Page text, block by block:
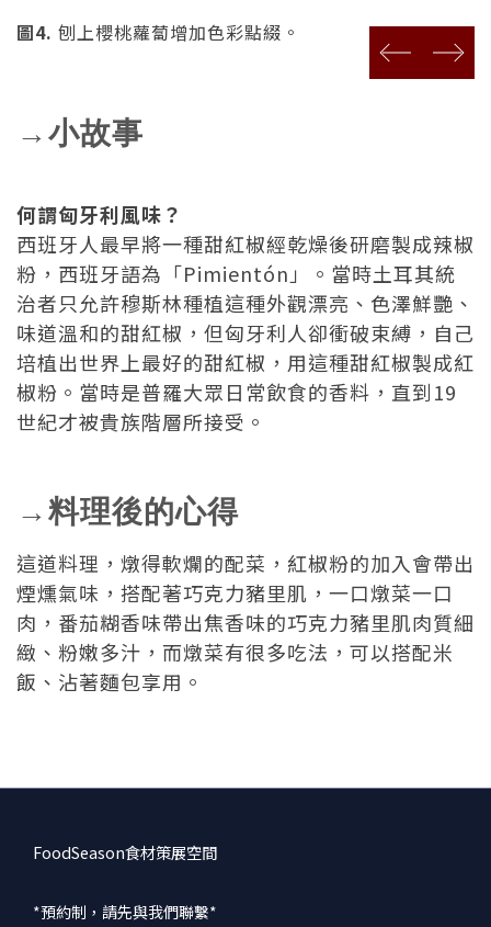
圖4. 刨上櫻桃蘿蔔增加色彩點綴。
prev next
→小故事
何謂匈牙利風味？
西班牙人最早將一種甜紅椒經乾燥後研磨製成辣椒
粉，西班牙語為「Pimientón」。當時土耳其統
治者只允許穆斯林種植這種外觀漂亮、色澤鮮艷、
味道溫和的甜紅椒，但匈牙利人卻衝破束縛，自己
培植出世界上最好的甜紅椒，用這種甜紅椒製成紅
椒粉。當時是普羅大眾日常飲食的香料，直到19
世紀才被貴族階層所接受。
→料理後的心得
這道料理，燉得軟爛的配菜，紅椒粉的加入會帶出
煙燻氣味，搭配著巧克力豬里肌，一口燉菜一口
肉，番茄糊香味帶出焦香味的巧克力豬里肌肉質細
緻、粉嫩多汁，而燉菜有很多吃法，可以搭配米
飯、沾著麵包享用。
FoodSeason食材策展空間
*預約制，請先與我們聯繫*